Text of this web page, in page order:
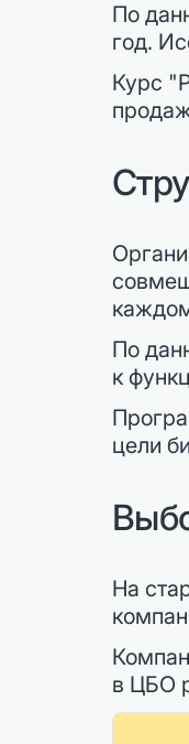
По
год.
Курс
По
к
цели
На
в ЦБО